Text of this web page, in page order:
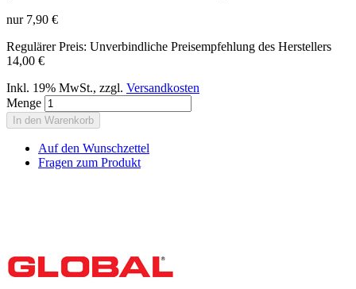
nur 7,90 €
Regulärer Preis: Unverbindliche Preisempfehlung des Herstellers
14,00 €
Inkl. 19% MwSt., zzgl. Versandkosten
Menge
In den Warenkorb
Auf den Wunschzettel
Fragen zum Produkt